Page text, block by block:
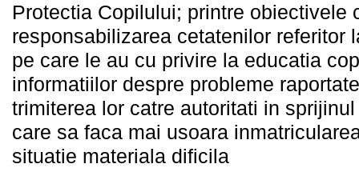
Protectia Copilului; printre obiectivele
responsabilizarea cetatenilor referitor
pe care le au cu privire la educatia
informatiilor despre probleme
trimiterea lor catre autoritati in
care sa faca mai usoara
situatie materiala dificila